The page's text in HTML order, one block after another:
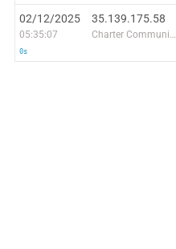
02/12/2025
05:35:07
0s
35.139.175.58
Charter Communications